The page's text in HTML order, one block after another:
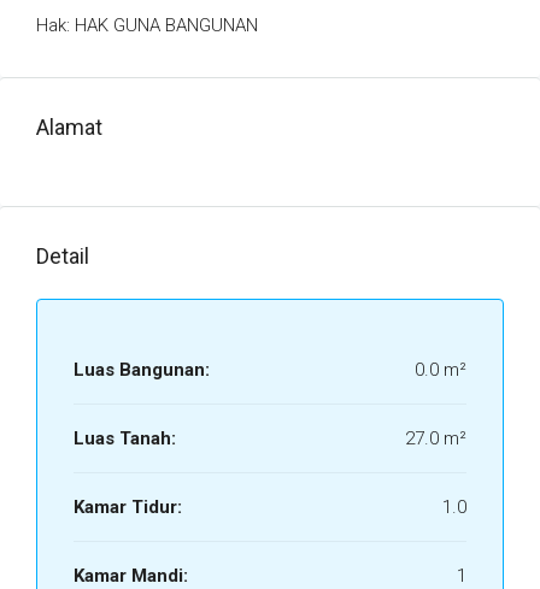
Hak: HAK GUNA BANGUNAN
Alamat
Detail
Luas Bangunan: 0.0 m²
Luas Tanah: 27.0 m²
Kamar Tidur: 1.0
Kamar Mandi: 1